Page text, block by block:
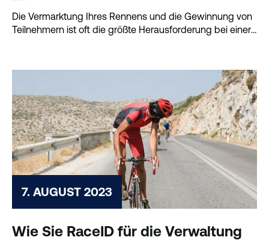
Die Vermarktung Ihres Rennens und die Gewinnung von
Teilnehmern ist oft die größte Herausforderung bei einer
7. AUGUST 2023
Wie Sie RaceID für die Verwaltung